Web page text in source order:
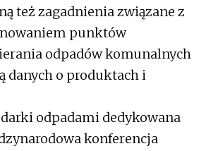
też zagadnienia związane z
punktów
odpadów komunalnych
danych o produktach i
odpadami dedykowana
konferencja